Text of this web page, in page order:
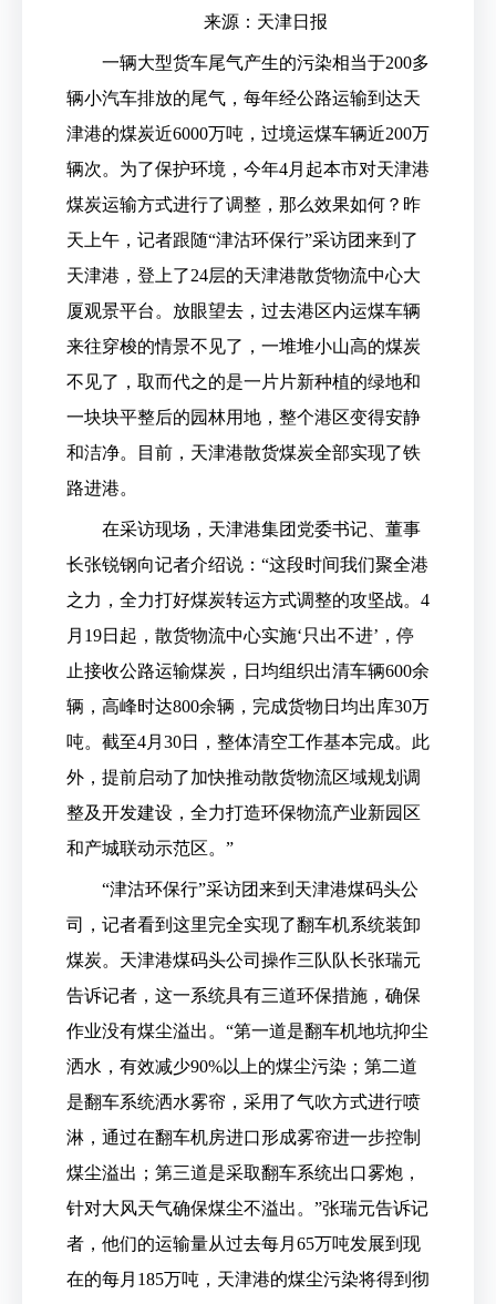
来源：天津日报
一辆大型货车尾气产生的污染相当于200多
辆小汽车排放的尾气，每年经公路运输到达天
津港的煤炭近6000万吨，过境运煤车辆近200万
辆次。为了保护环境，今年4月起本市对天津港
煤炭运输方式进行了调整，那么效果如何？昨
天上午，记者跟随“津沽环保行”采访团来到了
天津港，登上了24层的天津港散货物流中心大
厦观景平台。放眼望去，过去港区内运煤车辆
来往穿梭的情景不见了，一堆堆小山高的煤炭
不见了，取而代之的是一片片新种植的绿地和
一块块平整后的园林用地，整个港区变得安静
和洁净。目前，天津港散货煤炭全部实现了铁
路进港。
在采访现场，天津港集团党委书记、董事
长张锐钢向记者介绍说：“这段时间我们聚全港
之力，全力打好煤炭转运方式调整的攻坚战。4
月19日起，散货物流中心实施‘只出不进’，停
止接收公路运输煤炭，日均组织出清车辆600余
辆，高峰时达800余辆，完成货物日均出库30万
吨。截至4月30日，整体清空工作基本完成。此
外，提前启动了加快推动散货物流区域规划调
整及开发建设，全力打造环保物流产业新园区
和产城联动示范区。”
“津沽环保行”采访团来到天津港煤码头公
司，记者看到这里完全实现了翻车机系统装卸
煤炭。天津港煤码头公司操作三队队长张瑞元
告诉记者，这一系统具有三道环保措施，确保
作业没有煤尘溢出。“第一道是翻车机地坑抑尘
洒水，有效减少90%以上的煤尘污染；第二道
是翻车系统洒水雾帘，采用了气吹方式进行喷
淋，通过在翻车机房进口形成雾帘进一步控制
煤尘溢出；第三道是采取翻车系统出口雾炮，
针对大风天气确保煤尘不溢出。”张瑞元告诉记
者，他们的运输量从过去每月65万吨发展到现
在的每月185万吨，天津港的煤尘污染将得到彻